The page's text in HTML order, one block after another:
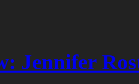
Jennifer